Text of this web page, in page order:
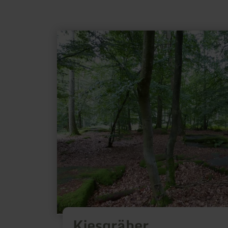
meer
informatie
over:
Kiesgräber